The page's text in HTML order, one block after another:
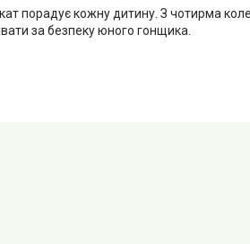
порадує кожну дитину. З чотирма
за безпеку юного гонщика.